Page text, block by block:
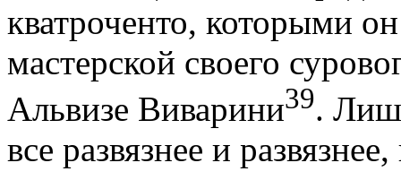
кватроченто, которыми он
мастерской своего
Альвизе Виварини39.
все развязнее и